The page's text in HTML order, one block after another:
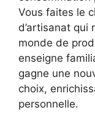
Vous faites le
d’artisanat qui
monde de
enseigne
gagne une
choix,
personnelle.